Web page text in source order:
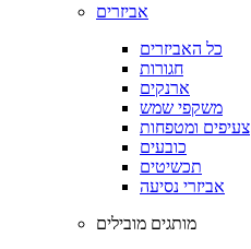
אביזרים
כל האביזרים
חגורות
ארנקים
משקפי שמש
צעיפים ומטפחות
כובעים
תכשיטים
אביזרי נסיעה
מותגים מובילים